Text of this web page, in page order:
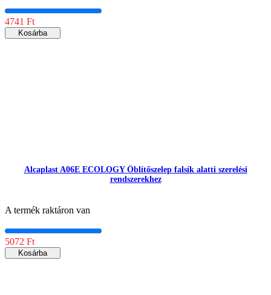
4741 Ft
Kosárba
Alcaplast A06E ECOLOGY Öblítőszelep falsík alatti szerelési
rendszerekhez
A termék raktáron van
5072 Ft
Kosárba